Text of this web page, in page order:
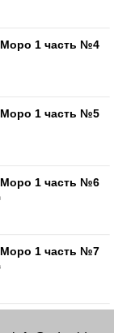
Моро 1 часть №4
Моро 1 часть №5
Моро 1 часть №6
Моро 1 часть №7